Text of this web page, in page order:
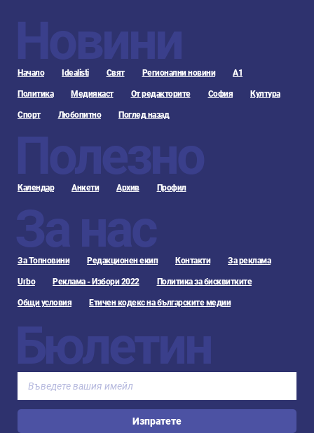
Новини
Начало Idealisti Свят Регионални новини А1
Политика Медиякаст От редакторите София Култура
Спорт Любопитно Поглед назад
Полезно
Календар Анкети Архив Профил
За нас
За Топновини Редакционен екип Контакти За реклама
Urbo Реклама - Избори 2022 Политика за бисквитките
Общи условия Етичен кодекс на българските медии
Бюлетин
Изпратете